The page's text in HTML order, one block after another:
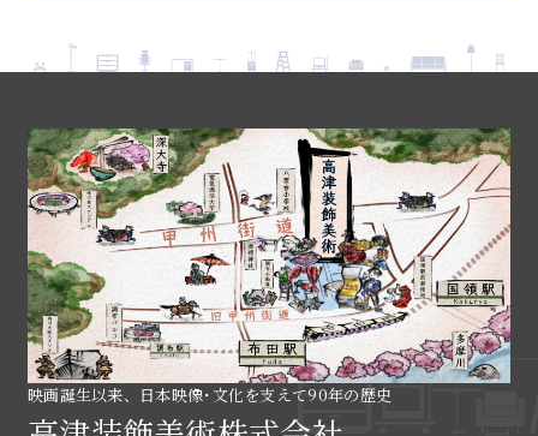
映画誕生以来、日本映像･文化を支えて90年の歴史